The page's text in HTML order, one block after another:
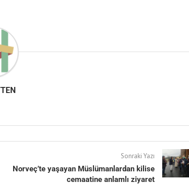
Sonraki Yazı
Norveç’te yaşayan Müslümanlardan kilise
cemaatine anlamlı ziyaret